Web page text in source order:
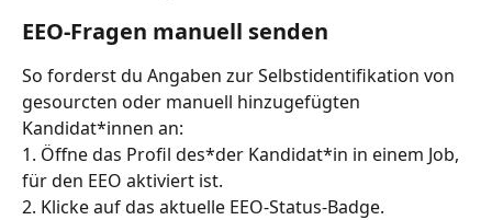
EEO-Fragen manuell senden
So forderst du Angaben zur Selbstidentifikation von
gesourcten oder manuell hinzugefügten
Kandidat*innen an:
1. Öffne das Profil des*der Kandidat*in in einem Job,
für den EEO aktiviert ist.
2. Klicke auf das aktuelle EEO-Status-Badge.